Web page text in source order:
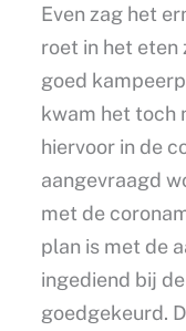
Even zag het
roet in het eten
goed
kwam het toch
hiervoor in de
aangevraagd
met de
plan is met de
ingediend bij
goedgekeurd.